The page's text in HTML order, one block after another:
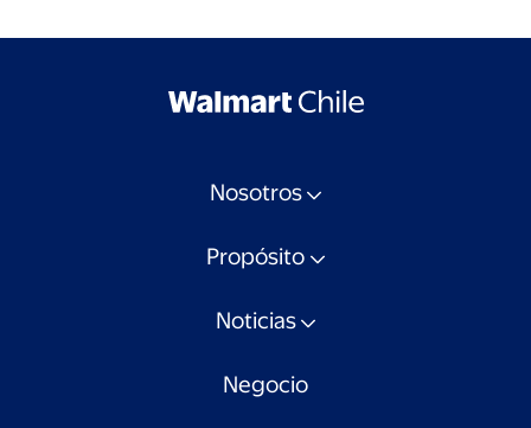
Nosotros
Propósito
Noticias
Negocio